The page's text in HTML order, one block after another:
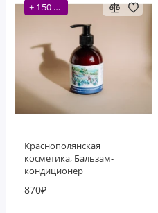
+ 150 бонусов
Краснополянская
косметика, Бальзам-
кондиционер
870₽